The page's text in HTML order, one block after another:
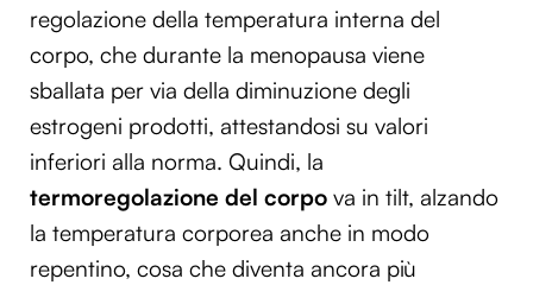
regolazione della temperatura interna del
corpo, che durante la menopausa viene
sballata per via della diminuzione degli
estrogeni prodotti, attestandosi su valori
inferiori alla norma. Quindi, la
termoregolazione del corpo va in tilt, alzando
la temperatura corporea anche in modo
repentino, cosa che diventa ancora più